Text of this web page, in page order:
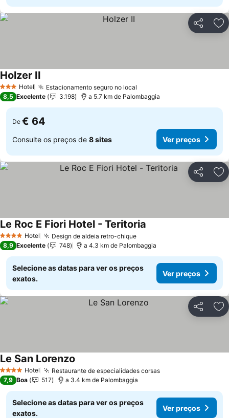
Partilhar
3 EstrelasHotel Estacionamento seguro no local
Holzer II
8,5 Excelente 3.198 a 5.7 km de Palombaggia
De € 64
Consulte os preços de 8 sites Ver preços
Partilhar
4 EstrelasHotel Design de aldeia retro-chiqueVer preços
Le Roc E Fiori Hotel - Teritoria
8,9 Excelente 748 a 4.3 km de Palombaggia
Selecione as datas para ver os preços
exatos.
Ver preços
Partilhar
4 EstrelasHotel Restaurante de especialidades corsasVer preços
Le San Lorenzo
7,9 Boa 517 a 3.4 km de Palombaggia
Selecione as datas para ver os preços
exatos.
Ver preços